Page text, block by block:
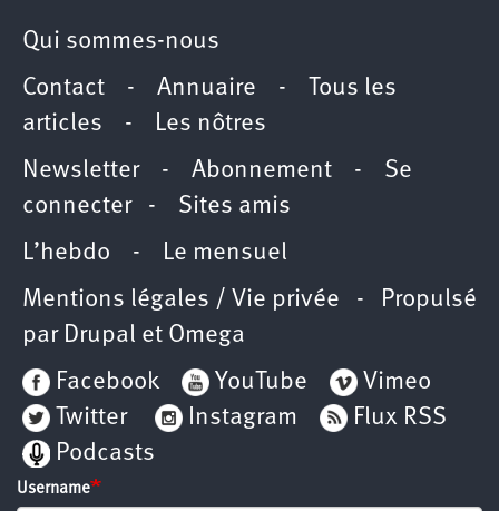
Qui sommes-nous
Contact - Annuaire -
Tous les
articles - Les nôtres
Newsletter- Abonnement - Se
connecter- Sites amis
L’hebdo - Le mensuel
Mentions légales / Vie privée - Propulsé
par Drupal et Omega
Facebook
YouTube
Vimeo
Twitter
Instagram
Flux RSS
Podcasts
Username